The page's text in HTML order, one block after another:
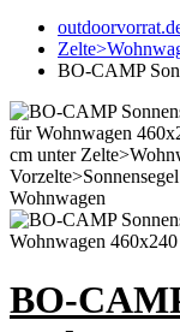
BO-CAMP
BO-